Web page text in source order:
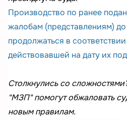
Производство по ранее
жалобам (представлениям) до
продолжаться в
действовавшей на дату их
Столкнулись со
"МЗП" помогут обжаловать
новым правилам.